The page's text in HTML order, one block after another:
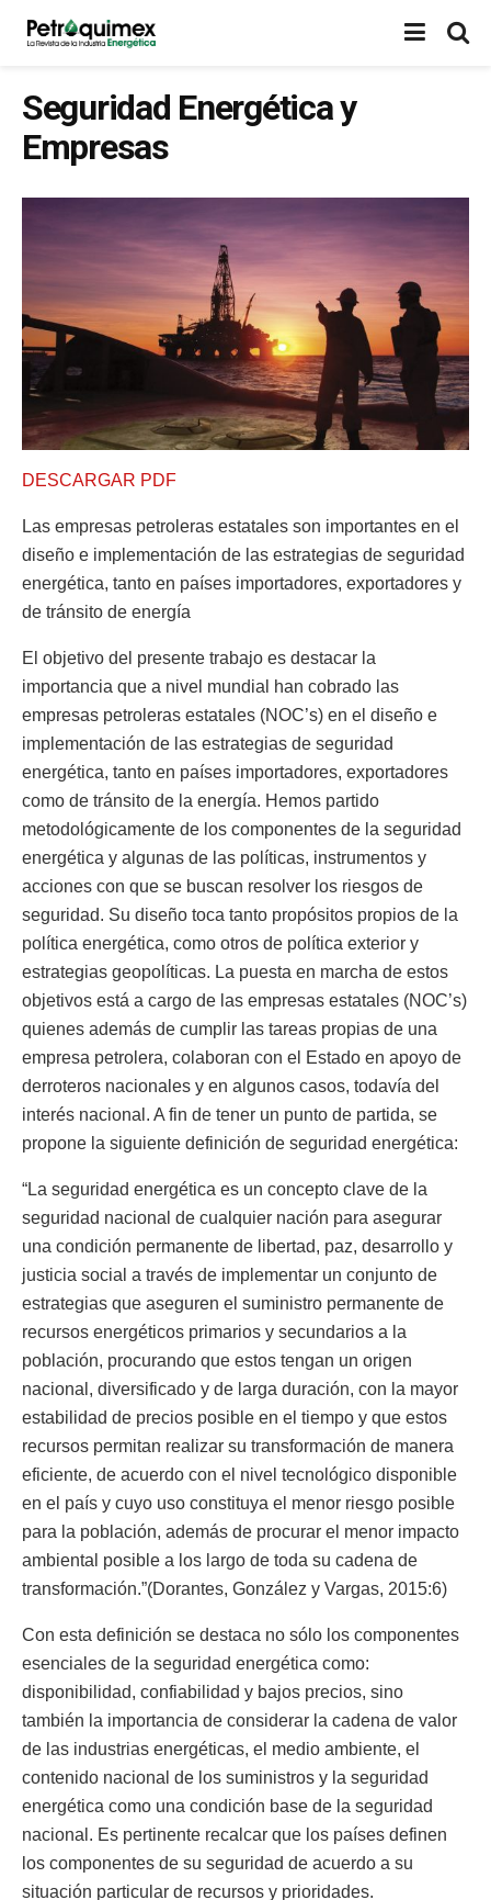
Seguridad Energética y
Empresas
DESCARGAR PDF
Las empresas petroleras estatales son importantes en el
diseño e implementación de las estrategias de seguridad
energética, tanto en países importadores, exportadores y
de tránsito de energía
El objetivo del presente trabajo es destacar la
importancia que a nivel mundial han cobrado las
empresas petroleras estatales (NOC’s) en el diseño e
implementación de las estrategias de seguridad
energética, tanto en países importadores, exportadores
como de tránsito de la energía. Hemos partido
metodológicamente de los componentes de la seguridad
energética y algunas de las políticas, instrumentos y
acciones con que se buscan resolver los riesgos de
seguridad. Su diseño toca tanto propósitos propios de la
política energética, como otros de política exterior y
estrategias geopolíticas. La puesta en marcha de estos
objetivos está a cargo de las empresas estatales (NOC’s)
quienes además de cumplir las tareas propias de una
empresa petrolera, colaboran con el Estado en apoyo de
derroteros nacionales y en algunos casos, todavía del
interés nacional. A fin de tener un punto de partida, se
propone la siguiente definición de seguridad energética:
“La seguridad energética es un concepto clave de la
seguridad nacional de cualquier nación para asegurar
una condición permanente de libertad, paz, desarrollo y
justicia social a través de implementar un conjunto de
estrategias que aseguren el suministro permanente de
recursos energéticos primarios y secundarios a la
población, procurando que estos tengan un origen
nacional, diversificado y de larga duración, con la mayor
estabilidad de precios posible en el tiempo y que estos
recursos permitan realizar su transformación de manera
eficiente, de acuerdo con el nivel tecnológico disponible
en el país y cuyo uso constituya el menor riesgo posible
para la población, además de procurar el menor impacto
ambiental posible a los largo de toda su cadena de
transformación.”(Dorantes, González y Vargas, 2015:6)
Con esta definición se destaca no sólo los componentes
esenciales de la seguridad energética como:
disponibilidad, confiabilidad y bajos precios, sino
también la importancia de considerar la cadena de valor
de las industrias energéticas, el medio ambiente, el
contenido nacional de los suministros y la seguridad
energética como una condición base de la seguridad
nacional. Es pertinente recalcar que los países definen
los componentes de su seguridad de acuerdo a su
situación particular de recursos y prioridades.